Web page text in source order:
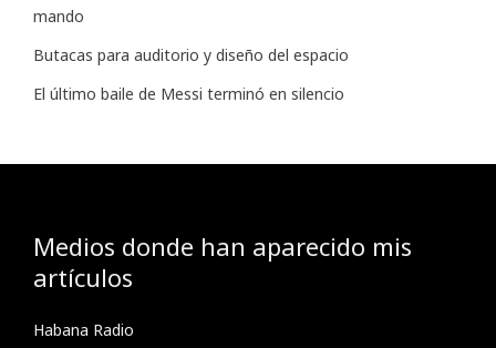
mando
Butacas para auditorio y diseño del espacio
El último baile de Messi terminó en silencio
Medios donde han aparecido mis
artículos
Habana Radio